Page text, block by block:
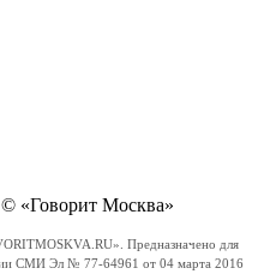
«Говорит Москва»
Предназначено для
СМИ Эл № 77-64961 от 04 марта 2016